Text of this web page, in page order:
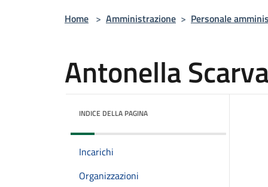
Home > Amministrazione > Personale
Antonella
INDICE DELLA PAGINA
Incarichi
Organizzazioni